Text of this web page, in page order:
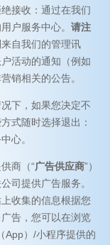
接收：通过在我们
户服务中心。 请注
自我们的管理讯
活动的通知（例如
销相关的公告。
下，如果您决定不
式随时选择退出：
心。
商（“广告供应商”）
司提供广告服务。
收集的信息根据您
告，您可以在浏览
App）/小程序提供的